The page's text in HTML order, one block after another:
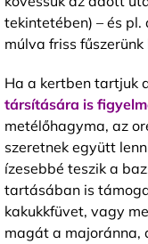
tekintetében) – és
múlva friss fűszerünk
Ha a kertben tartjuk
társítására is
metélőhagyma, az
szeretnek együtt
ízesebbé teszik a
tartásában is
kakukkfüvet, vagy
magát a majoránna,